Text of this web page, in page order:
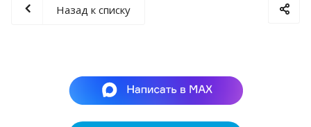
Назад к списку